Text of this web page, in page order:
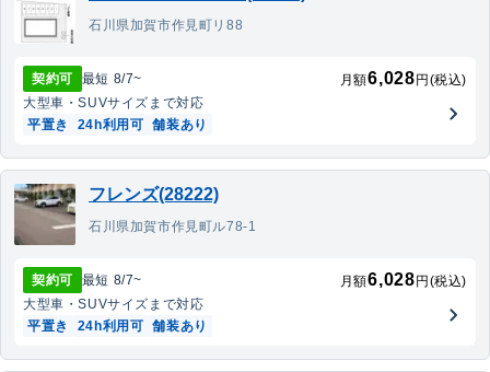
石川県加賀市作見町リ88
契約可 最短 8/7~ 月額6,028 円(税込)
大型車・SUVサイズまで対応
平置き
24h利用可 舗装あり
フレンズ(28222)
石川県加賀市作見町ル78-1
契約可 最短 8/7~ 月額6,028 円(税込)
大型車・SUVサイズまで対応
平置き
24h利用可 舗装あり